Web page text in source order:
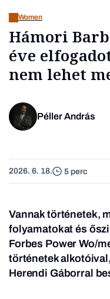
Women
Hámori
éve
nem lehet
Péller András
2026. 6. 18. 5 perc
Vannak történetek,
folyamatokat és
Forbes Power Wo/
történetek
Herendi Gáborral